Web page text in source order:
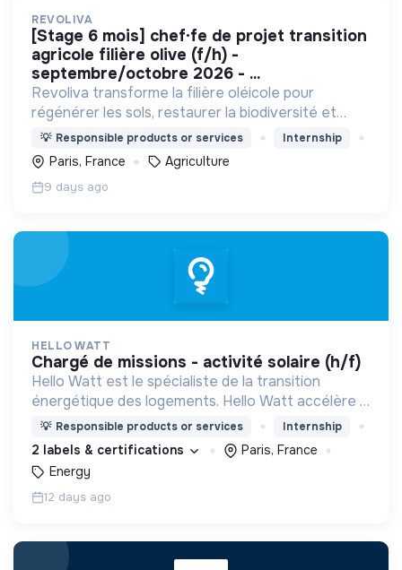
REVOLIVA
[stage 6 mois] chef·fe de projet transition
agricole filière olive (f/h) -
septembre/octobre 2026 - ...
Revoliva transforme la filière oléicole pour
régénérer les sols, restaurer la biodiversité et
permettre la juste rémunération des producteurs.
💡 Responsible products or services Internship
Paris, France Agriculture
9 days ago
HELLO WATT
chargé de missions - activité solaire (h/f)
Hello Watt est le spécialiste de la transition
énergétique des logements. Hello Watt accélère la
transition énergétique en la rendant plus simple,
plus intelligente et plus accessible.
💡 Responsible products or services Internship
2 labels & certifications
Paris, France
Energy
12 days ago